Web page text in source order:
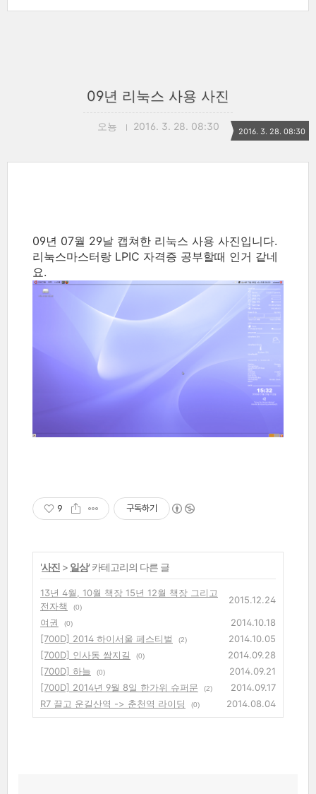
09년 리눅스 사용 사진
오뇽 2016. 3. 28. 08:30 2016. 3. 28. 08:30
09년 07월 29날 캡쳐한 리눅스 사용 사진입니다.
리눅스마스터랑 LPIC 자격증 공부할때 인거 같네
요.
9 구독하기
'사진 > 일상' 카테고리의 다른 글
13년 4월, 10월 책장 15년 12월 책장 그리고
전자책
(0)
2015.12.24
여권
(0)
2014.10.18
[700D] 2014 하이서울 페스티벌
(2)
2014.10.05
[700D] 인사동 쌈지길
(0)
2014.09.28
[700D] 하늘
(0)
2014.09.21
[700D] 2014년 9월 8일 한가위 슈퍼문
(2)
2014.09.17
R7 끌고 운길산역 -> 춘천역 라이딩
(0) 2014.08.04